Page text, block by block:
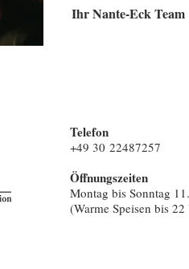
Ihr Nante-Eck Team
Telefon
+49 30 22487257
Öffnungszeiten
Montag bis Sonntag
(Warme Speisen bis